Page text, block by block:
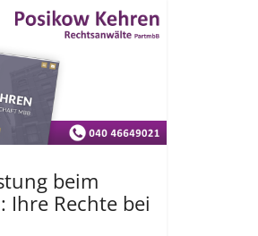
beim
Ihre Rechte bei